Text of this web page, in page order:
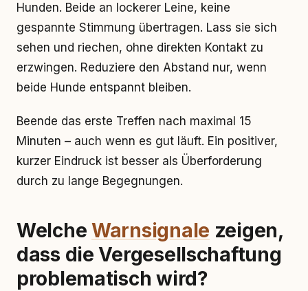
Hunden. Beide an lockerer Leine, keine
gespannte Stimmung übertragen. Lass sie sich
sehen und riechen, ohne direkten Kontakt zu
erzwingen. Reduziere den Abstand nur, wenn
beide Hunde entspannt bleiben.
Beende das erste Treffen nach maximal 15
Minuten – auch wenn es gut läuft. Ein positiver,
kurzer Eindruck ist besser als Überforderung
durch zu lange Begegnungen.
WelcheWarnsignale zeigen,
dass die Vergesellschaftung
problematisch wird?